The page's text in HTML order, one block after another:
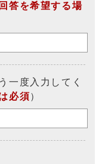
回答を希望する場
一度入力してく
必須）